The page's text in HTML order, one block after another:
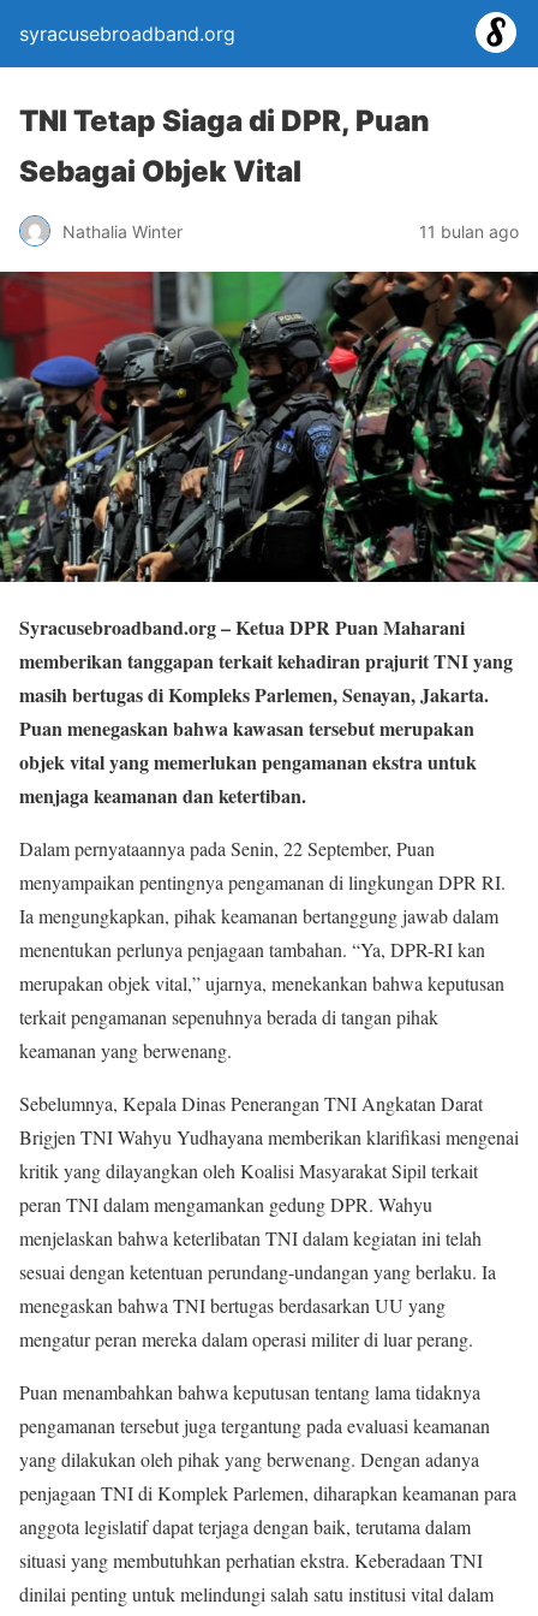
syracusebroadband.org
TNI Tetap Siaga di DPR, Puan
Sebagai Objek Vital
Nathalia Winter 11 bulan ago
Syracusebroadband.org– Ketua DPR Puan Maharani
memberikan tanggapan terkait kehadiran prajurit TNI yang
masih bertugas di Kompleks Parlemen, Senayan, Jakarta.
Puan menegaskan bahwa kawasan tersebut merupakan
objek vital yang memerlukan pengamanan ekstra untuk
menjaga keamanan dan ketertiban.
Dalam pernyataannya pada Senin, 22 September, Puan
menyampaikan pentingnya pengamanan di lingkungan DPR RI.
Ia mengungkapkan, pihak keamanan bertanggung jawab dalam
menentukan perlunya penjagaan tambahan. “Ya, DPR-RI kan
merupakan objek vital,” ujarnya, menekankan bahwa keputusan
terkait pengamanan sepenuhnya berada di tangan pihak
keamanan yang berwenang.
Sebelumnya, Kepala Dinas Penerangan TNI Angkatan Darat
Brigjen TNI Wahyu Yudhayana memberikan klarifikasi mengenai
kritik yang dilayangkan oleh Koalisi Masyarakat Sipil terkait
peran TNI dalam mengamankan gedung DPR. Wahyu
menjelaskan bahwa keterlibatan TNI dalam kegiatan ini telah
sesuai dengan ketentuan perundang-undangan yang berlaku. Ia
menegaskan bahwa TNI bertugas berdasarkan UU yang
mengatur peran mereka dalam operasi militer di luar perang.
Puan menambahkan bahwa keputusan tentang lama tidaknya
pengamanan tersebut juga tergantung pada evaluasi keamanan
yang dilakukan oleh pihak yang berwenang. Dengan adanya
penjagaan TNI di Komplek Parlemen, diharapkan keamanan para
anggota legislatif dapat terjaga dengan baik, terutama dalam
situasi yang membutuhkan perhatian ekstra. Keberadaan TNI
dinilai penting untuk melindungi salah satu institusi vital dalam